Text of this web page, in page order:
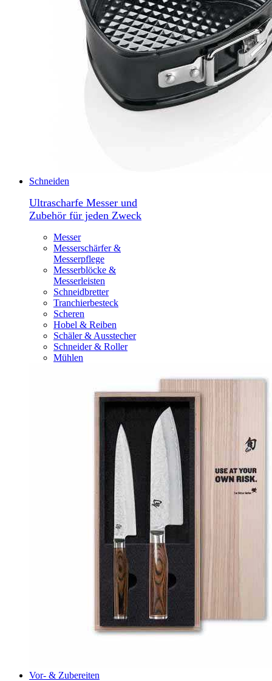
Schneiden
Ultrascharfe Messer und
Zubehör für jeden Zweck
Messer
Messerschärfer &
Messerpflege
Messerblöcke &
Messerleisten
Schneidbretter
Tranchierbesteck
Scheren
Hobel & Reiben
Schäler & Ausstecher
Schneider & Roller
Mühlen
Vor- & Zubereiten